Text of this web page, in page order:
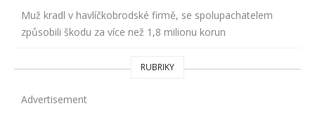
Muž kradl v havlíčkobrodské firmě, se spolupachatelem
způsobili škodu za více než 1,8 milionu korun
RUBRIKY
Advertisement